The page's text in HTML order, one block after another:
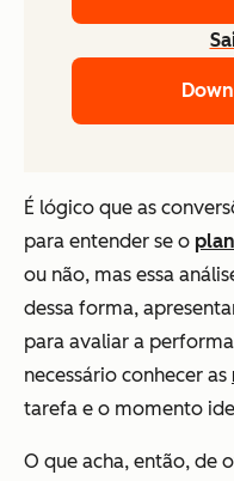
É lógico que as
para entender se o
ou não, mas essa
dessa forma,
para avaliar a
necessário conhecer as
tarefa e o momento
O que acha, então, de